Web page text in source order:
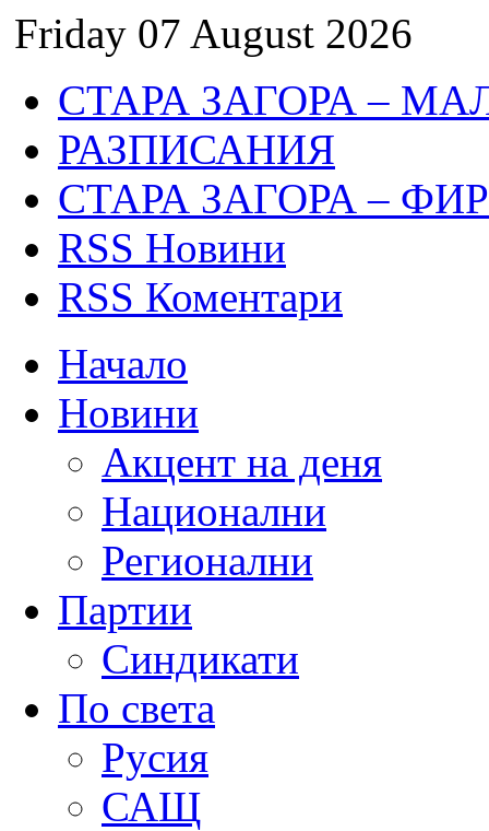
Friday 07 August 2026
СТАРА ЗАГОРА –
РАЗПИСАНИЯ
СТАРА ЗАГОРА –
RSS Новини
RSS Коментари
Начало
Новини
Акцент на деня
Национални
Регионални
Партии
Синдикати
По света
Русия
САЩ